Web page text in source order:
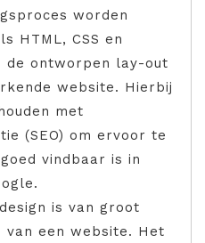
worden
HTML, CSS en
de ontworpen lay-out
website. Hierbij
met
(SEO) om ervoor te
vindbaar is in
is van groot
van een website. Het